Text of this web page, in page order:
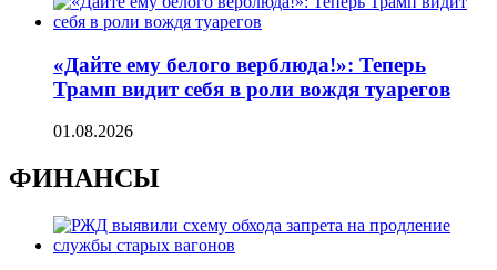
«Дайте ему белого верблюда!»: Теперь
Трамп видит себя в роли вождя туарегов
01.08.2026
ФИНАНСЫ